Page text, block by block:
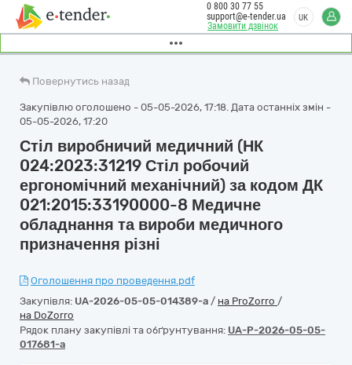
Замовити дзвінок
0 800 30 77 55
support@e-tender.ua
UK
Повернутись назад
Закупівлю оголошено - 05-05-2026, 17:18. Дата останніх змін -
05-05-2026, 17:20
Стіл виробничий медичний (НК
024:2023:31219 Стіл робочий
ергономічний механічний) за кодом ДК
021:2015:33190000-8 Медичне
обладнання та вироби медичного
призначення різні
Оголошення про проведення.pdf
Закупівля: UA-2026-05-05-014389-a / на ProZorro /
на DoZorro
Рядок плану закупівлі та обґрунтування: UA-P-2026-05-05-
017681-a